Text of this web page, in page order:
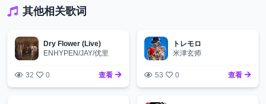
其他相关歌词
Dry Flower (Live)
ENHYPEN/JAY/优里
32 0 查看
トレモロ
米津玄师
53 0 查看